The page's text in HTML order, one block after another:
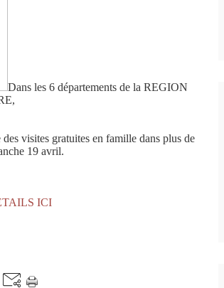
Dans les 6 départements de la REGION
visites gratuites en famille dans plus de
19 avril.
ICI